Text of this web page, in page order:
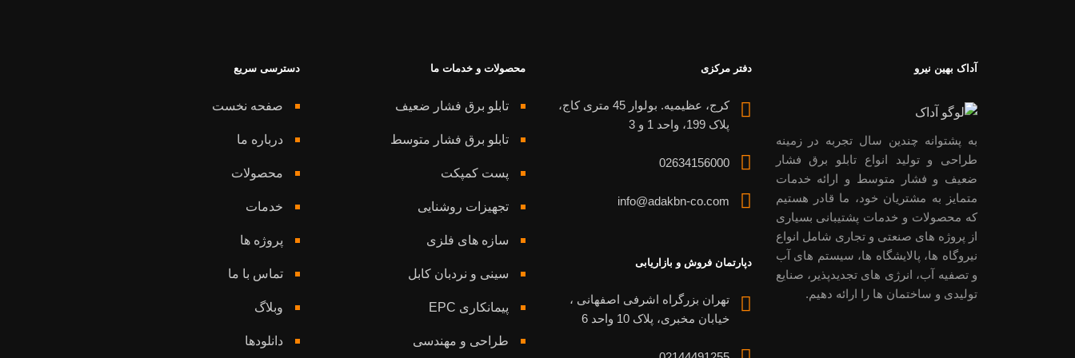
دسترسی سریع
صفحه نخست
درباره ما
محصولات
خدمات
پروژه ها
تماس با ما
وبلاگ
دانلودها
محصولات و خدمات ما
تابلو برق فشار ضعیف
تابلو برق فشار متوسط
پست کمپکت
تجهیزات روشنایی
سازه های فلزی
سینی و نردبان کابل
پیمانکاری EPC
طراحی و مهندسی
دفتر مرکزی
کرج، عظیمیه. بولوار 45 متری کاج،
پلاک 199، واحد 1 و 3
02634156000
info@adakbn-co.com
دپارتمان فروش و بازاریابی
تهران بزرگراه اشرفی اصفهانی ،
خیابان مخبری، پلاک 10 واحد 6
آداک بهین نیرو
به پشتوانه چندین سال تجربه در زمینه
طراحی و تولید انواع تابلو برق فشار
ضعیف و فشار متوسط و ارائه خدمات
متمایز به مشتریان خود، ما قادر هستیم
که محصولات و خدمات پشتیبانی بسیاری
از پروژه های صنعتی و تجاری شامل انواع
نیروگاه ها، پالایشگاه ها، سیستم های آب
و تصفیه آب، انرژی های تجدیدپذیر، صنایع
تولیدی و ساختمان ها را ارائه دهیم.